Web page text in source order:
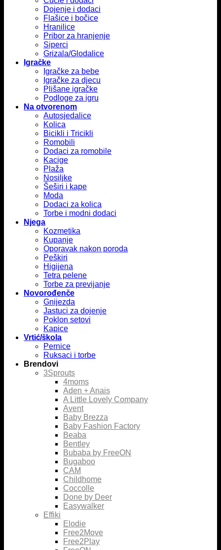
Dojenje i dodaci
Flašice i bočice
Hranilice
Pribor za hranjenje
Siperci
Grizala/Glodalice
Igračke
Igračke za bebe
Igračke za djecu
Plišane igračke
Podloge za igru
Na otvorenom
Autosjedalice
Kolica
Bicikli i Tricikli
Romobili
Dodaci za romobile
Kacige
Plaža
Nosiljke
Šeširi i kape
Moda
Dodaci za kolica
Torbe i modni dodaci
Njega
Kozmetika
Kupanje
Oporavak nakon poroda
Peškiri
Higijena
Tetra pelene
Torbe za previjanje
Novorođenče
Gnijezda
Jastuci za dojenje
Poklon setovi
Kapice
Vrtić/škola
Pernice
Ruksaci i torbe
Brendovi
3Sprouts
4moms
Aden + Anais
A Little Lovely Company
Avent
Baby Brezza
Baby Fashion Factory
Beaba
Bentley
Bubaba by FreeON
Bugaboo
CAM
Childhome
Coccolle
Done by Deer
Easywalker
Effiki
Elodie
Free2Move
Free2Play